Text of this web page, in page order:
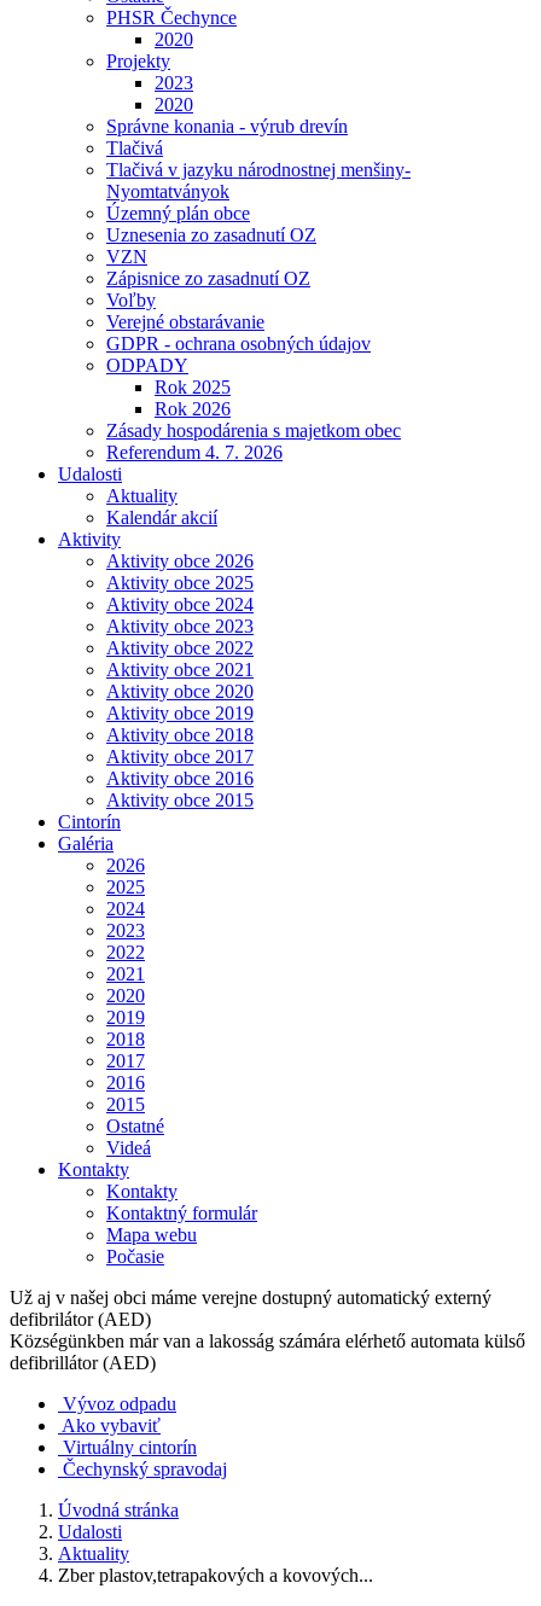
PHSR Čechynce
2020
Projekty
2023
2020
Správne konania - výrub drevín
Tlačivá
Tlačivá v jazyku národnostnej menšiny-
Nyomtatványok
Územný plán obce
Uznesenia zo zasadnutí OZ
VZN
Zápisnice zo zasadnutí OZ
Voľby
Verejné obstarávanie
GDPR - ochrana osobných údajov
ODPADY
Rok 2025
Rok 2026
Zásady hospodárenia s majetkom obec
Referendum 4. 7. 2026
Udalosti
Aktuality
Kalendár akcií
Aktivity
Aktivity obce 2026
Aktivity obce 2025
Aktivity obce 2024
Aktivity obce 2023
Aktivity obce 2022
Aktivity obce 2021
Aktivity obce 2020
Aktivity obce 2019
Aktivity obce 2018
Aktivity obce 2017
Aktivity obce 2016
Aktivity obce 2015
Cintorín
Galéria
2026
2025
2024
2023
2022
2021
2020
2019
2018
2017
2016
2015
Ostatné
Videá
Kontakty
Kontakty
Kontaktný formulár
Mapa webu
Počasie
Už aj v našej obci máme verejne dostupný automatický externý
defibrilátor (AED)
Községünkben már van a lakosság számára elérhető automata külső
defibrillátor (AED)
Vývoz odpadu
Ako vybaviť
Virtuálny cintorín
Čechynský spravodaj
Úvodná stránka
Udalosti
Aktuality
Zber plastov,tetrapakových a kovových...